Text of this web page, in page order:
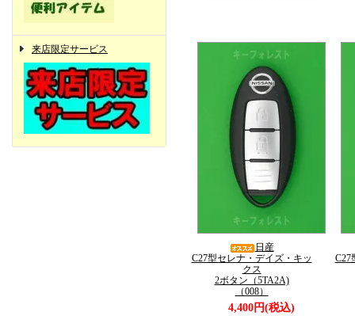
来店限定サービス
日産
C27型セレナ・デイズ・キッ
クス
2ボタン（5TA2A)
（008）
4,400円(税込)
C27